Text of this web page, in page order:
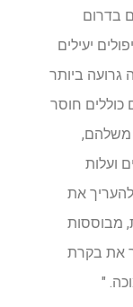
בדרום
יעילים
גרועה ביותר
חוסר
משלהם,
ועלות
את
מבוססות
את בקרת
"